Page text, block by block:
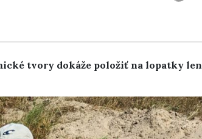
tvory dokáže položiť na lopatky len